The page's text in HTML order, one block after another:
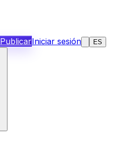
PublicarIniciar sesión ES